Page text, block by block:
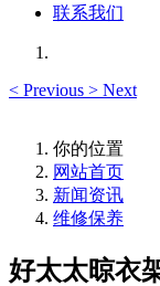
联系我们
< Previous > Next
你的位置
网站首页
新闻资讯
维修保养
好太太晾衣